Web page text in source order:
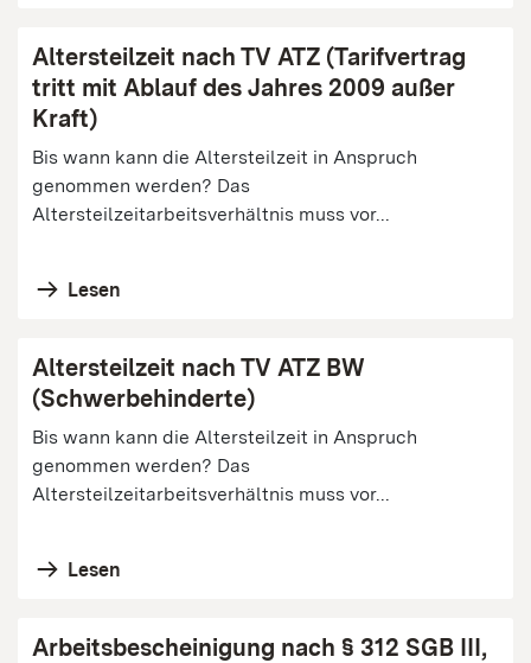
Altersteilzeit nach TV ATZ (Tarifvertrag
tritt mit Ablauf des Jahres 2009 außer
Kraft)
Bis wann kann die Altersteilzeit in Anspruch
genommen werden? Das
Altersteilzeitarbeitsverhältnis muss vor...
Lesen
Altersteilzeit nach TV ATZ BW
(Schwerbehinderte)
Bis wann kann die Altersteilzeit in Anspruch
genommen werden? Das
Altersteilzeitarbeitsverhältnis muss vor...
Lesen
Arbeitsbescheinigung nach § 312 SGB III,